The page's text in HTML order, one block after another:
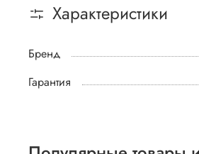
Характеристики
Бренд
Гарантия